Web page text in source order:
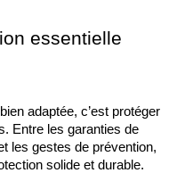
essentielle
adaptée, c’est protéger
Entre les garanties de
les gestes de prévention,
solide et durable.